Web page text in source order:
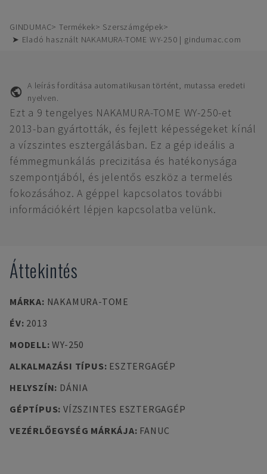
GINDUMAC Termékek
Szerszámgépek
➤ Eladó használt NAKAMURA-TOME WY-250 | gindumac.com
A leírás fordítása automatikusan történt, mutassa eredeti
nyelven.
Ezt a 9 tengelyes NAKAMURA-TOME WY-250-et
2013-ban gyártották, és fejlett képességeket kínál
a vízszintes esztergálásban. Ez a gép ideális a
fémmegmunkálás precizitása és hatékonysága
szempontjából, és jelentős eszköz a termelés
fokozásához. A géppel kapcsolatos további
információkért lépjen kapcsolatba velünk.
Áttekintés
MÁRKA: NAKAMURA-TOME
ÉV: 2013
MODELL:WY-250
ALKALMAZÁSI TÍPUS: ESZTERGAGÉP
HELYSZÍN: DÁNIA
GÉPTÍPUS: VÍZSZINTES ESZTERGAGÉP
VEZÉRLŐEGYSÉG MÁRKÁJA: FANUC